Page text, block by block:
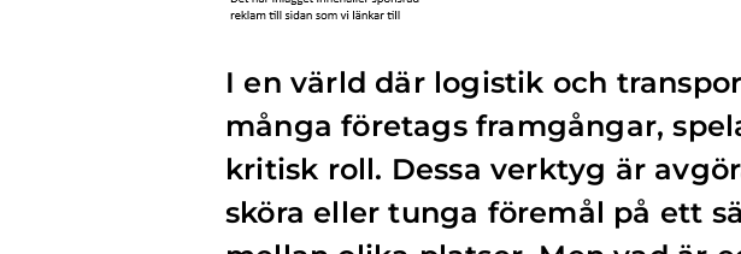
I en värld där logistik och
många företags framgångar,
kritisk roll. Dessa verktyg är
sköra eller tunga föremål på ett